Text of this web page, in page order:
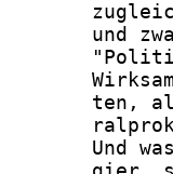
und
ten,
Und